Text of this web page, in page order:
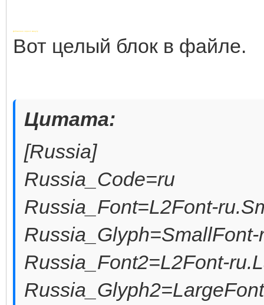
Добавлено через 1 минуту
Вот целый блок в файле.
Цитата:
[Russia]
Russia_Code=ru
Russia_Font=L2Font-
Russia_Glyph=SmallFont-
Russia_Font2=L2Font-